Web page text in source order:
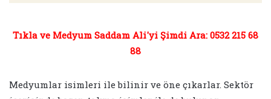
Tıkla ve Medyum Saddam Ali'yi Şimdi Ara: 0532 215 68
88
Medyumlar isimleri ile bilinir ve öne çıkarlar. Sektör